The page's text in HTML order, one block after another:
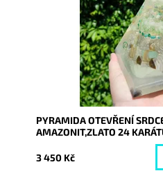
PYRAMIDA OTEVŘENÍ
AMAZONIT,ZLATO 24
3 450 Kč